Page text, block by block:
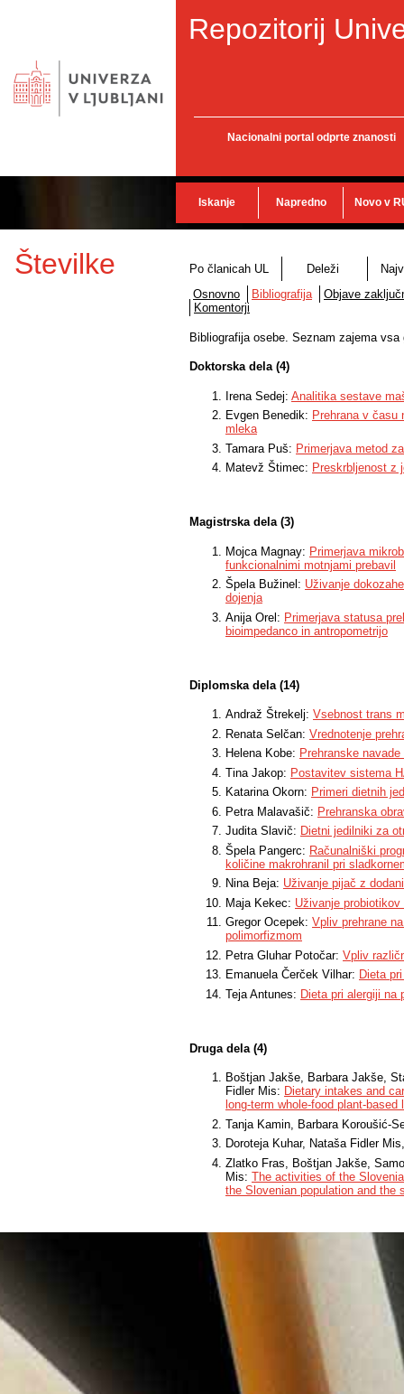
Repozitorij
Nacionalni portal odprte znanosti
Iskanje Napredno Novo v
Številke Po članicah UL Deleži
Osnovno
Bibliografija
Objave
Komentorji
Bibliografija osebe. Seznam zajema
Doktorska dela (4)
Irena Sedej: Analitika sestave
Evgen Benedik: Prehrana v času
mleka
Tamara Puš: Primerjava metod
Matevž Štimec: Preskrbljenost z
Magistrska dela (3)
Mojca Magnay: Primerjava
funkcionalnimi motnjami prebavil
Špela Bužinel: Uživanje
dojenja
Anija Orel: Primerjava statusa
bioimpedanco in antropometrijo
Diplomska dela (14)
Andraž Štrekelj: Vsebnost trans
Renata Selčan: Vrednotenje
Helena Kobe: Prehranske
Tina Jakop: Postavitev sistema
Katarina Okorn: Primeri dietnih
Petra Malavašič: Prehranska
Judita Slavič: Dietni jedilniki za
Špela Pangerc: Računalniški
količine makrohranil pri
Nina Beja: Uživanje pijač z
Maja Kekec: Uživanje
Gregor Ocepek: Vpliv prehrane
polimorfizmom
Petra Gluhar Potočar: Vpliv
Emanuela Čerček Vilhar: Dieta
Teja Antunes: Dieta pri alergiji na
Druga dela (4)
Boštjan Jakše, Barbara Jakše,
Fidler Mis: Dietary intakes and
long-term whole-food plant-
Tanja Kamin, Barbara Koroušić-
Doroteja Kuhar, Nataša Fidler
Zlatko Fras, Boštjan Jakše,
Mis: The activities of the
the Slovenian population and the